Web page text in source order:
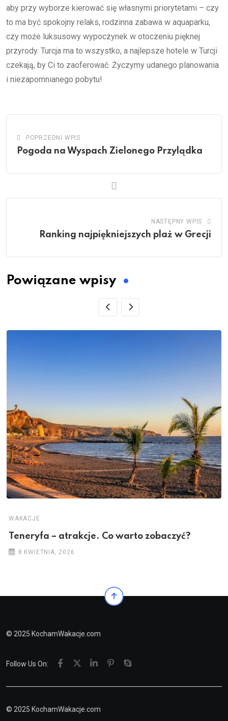
aby przy wyborze kierować się własnymi priorytetami – czy
to ma być spokojny relaks, rodzinna zabawa w aquaparku,
czy może luksusowy wypoczynek w otoczeniu pięknej
przyrody. Turcja ma to wszystko, a najlepsze hotele w Turcji
czekają, by Ci to zaoferować. Życzymy udanego planowania
i niezapomnianego pobytu!
POPRZEDNI WPIS
Pogoda na Wyspach Zielonego Przylądka
NASTĘPNY WPIS
Ranking najpiękniejszych plaż w Grecji
Powiązane wpisy
WAKACJE
Teneryfa – atrakcje. Co warto zobaczyć?
8 KWIETNIA, 2026
© 2025 KochamWakacje.com
Follow Us On:
© 2025 KochamWakacje.com